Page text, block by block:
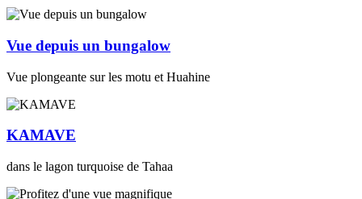
Vue depuis un bungalow
Vue plongeante sur les motu et Huahine
KAMAVE
dans le lagon turquoise de Tahaa